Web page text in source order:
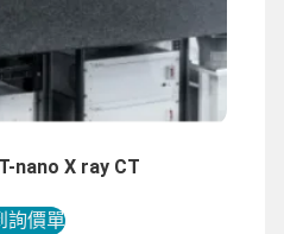
nano X ray CT
詢價單